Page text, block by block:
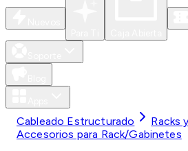
Cableado Estructurado
Racks
Accesorios para Rack/Gabinetes